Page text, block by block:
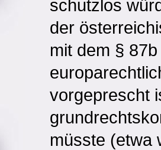
schutzlos
der
mit dem §
vorgeprescht
müsste (etwa